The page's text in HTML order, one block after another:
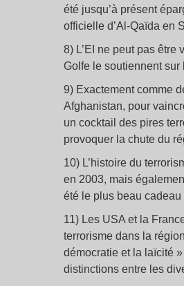
été jusqu’à présent
officielle d’Al-Qaïda en
8) L’EI ne peut pas
Golfe le soutiennent sur
9) Exactement comme
Afghanistan, pour
un cocktail des pires
provoquer la chute du
10) L’histoire du
en 2003, mais
été le plus beau
11) Les USA et la
terrorisme dans la
démocratie et la laïcité
distinctions entre les